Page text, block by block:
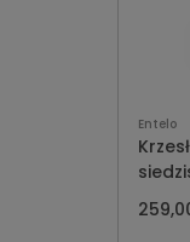
Entelo
szary